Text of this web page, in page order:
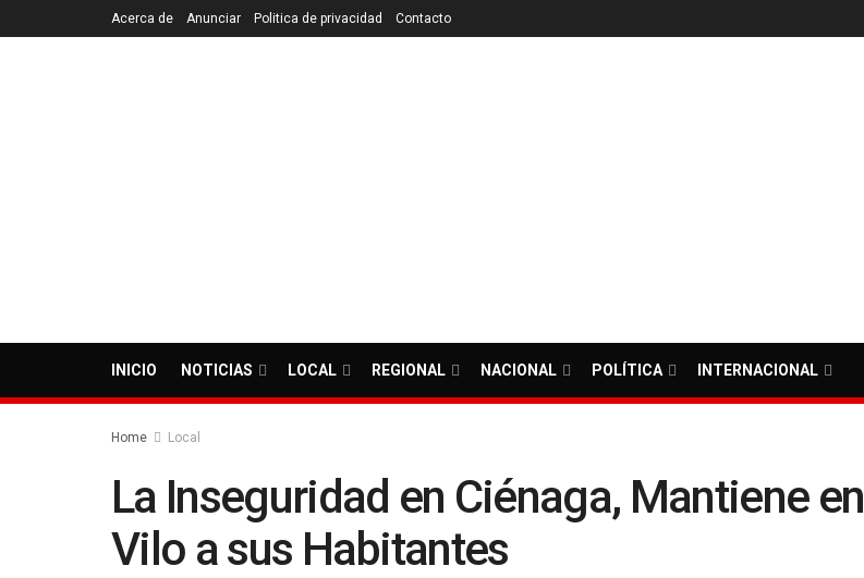
Acerca de Anunciar Politica de privacidad Contacto
INICIO NOTICIAS LOCAL REGIONAL NACIONAL POLÍTICA INTERNACIONAL
Home Local
La Inseguridad en Ciénaga, Mantiene en
Vilo a sus Habitantes